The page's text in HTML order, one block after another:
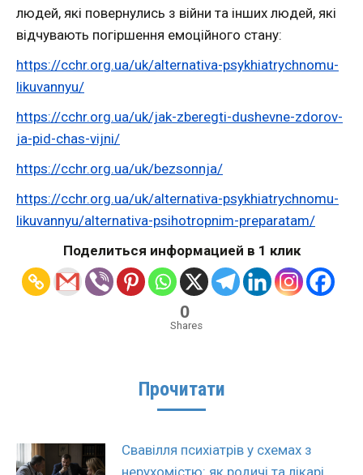
людей, які повернулись з війни та інших людей, які
відчувають погіршення емоційного стану:
https://cchr.org.ua/uk/alternativa-psykhiatrychnomu-
likuvannyu/
https://cchr.org.ua/uk/jak-zberegti-dushevne-zdorov-
ja-pid-chas-vijni/
https://cchr.org.ua/uk/bezsonnja/
https://cchr.org.ua/uk/alternativa-psykhiatrychnomu-
likuvannyu/alternativa-psihotropnim-preparatam/
Поделиться информацией в 1 клик
0
Shares
Прочитати
Свавілля психіатрів у схемах з
нерухомістю: як родичі та лікарі